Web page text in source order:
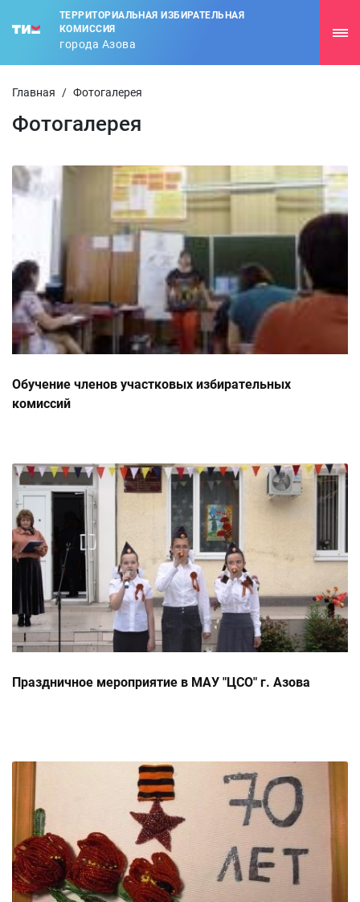
ТЕРРИТОРИАЛЬНАЯ ИЗБИРАТЕЛЬНАЯ
КОМИССИЯ
города Азова
Главная / Фотогалерея
Фотогалерея
Обучение членов участковых избирательных
комиссий
Праздничное мероприятие в МАУ "ЦСО" г. Азова